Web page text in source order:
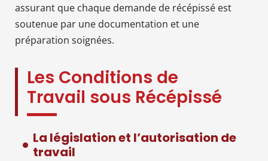
assurant que chaque demande de récépissé est
soutenue par une documentation et une
préparation soignées.
Les Conditions de
Travail sous Récépissé
La législation et l’autorisation de
travail